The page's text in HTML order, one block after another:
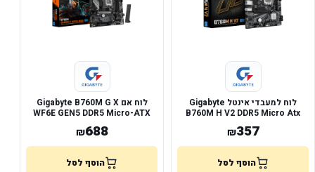
לוח למעבדי אינטל Gigabyte
B760M H V2 DDR5 Micro Atx
LGA1700
₪357
הוסף לסל
לוח אם Gigabyte B760M G X
WF6E GEN5 DDR5 Micro-ATX
2.5GB Lan
₪688
הוסף לסל